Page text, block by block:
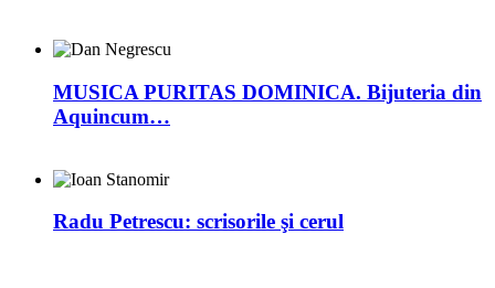
MUSICA PURITAS DOMINICA. Bijuteria din
Aquincum…
Radu Petrescu: scrisorile şi cerul